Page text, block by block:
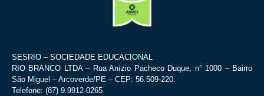
SESRIO – SOCIEDADE EDUCACIONAL
RIO BRANCO LTDA – Rua Anízio Pacheco Duque, n° 1000 – Bairro
São Miguel – Arcoverde/PE – CEP: 56.509-220.
Telefone: (87) 9.9912-0265